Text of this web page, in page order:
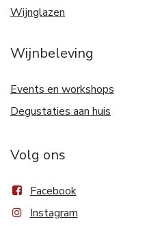
Wijnglazen
Wijnbeleving
Events en workshops
Degustaties aan huis
Volg ons
Facebook
Instagram